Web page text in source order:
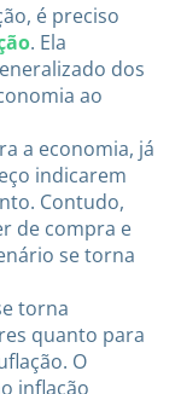
é preciso
. Ela
dos
ao
a economia, já
indicarem
Contudo,
de compra e
se torna
torna
quanto para
O
inflação